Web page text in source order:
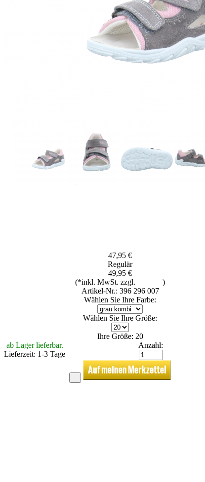
47,95 €
Regulär
49,95 €
(*inkl. MwSt. zzgl.
)
Artikel-Nr.: 396 296 007
Wählen Sie Ihre Farbe:
Wählen Sie Ihre Größe:
Ihre Größe: 20
ab Lager lieferbar.
Lieferzeit: 1-3 Tage
Anzahl: